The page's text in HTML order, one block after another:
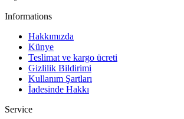
Informations
Hakkımızda
Künye
Teslimat ve kargo ücreti
Gizlilik Bildirimi
Kullanım Şartları
İadesinde Hakkı
Service